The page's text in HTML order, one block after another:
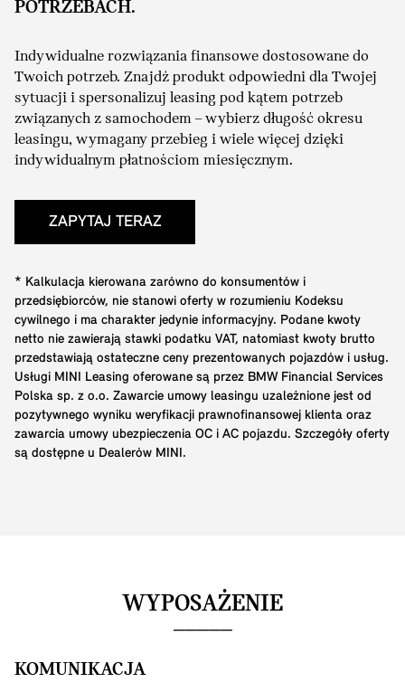
POTRZEBACH.
Indywidualne rozwiązania finansowe dostosowane do
Twoich potrzeb. Znajdź produkt odpowiedni dla Twojej
sytuacji i spersonalizuj leasing pod kątem potrzeb
związanych z samochodem – wybierz długość okresu
leasingu, wymagany przebieg i wiele więcej dzięki
indywidualnym płatnościom miesięcznym.
ZAPYTAJ TERAZ
* Kalkulacja kierowana zarówno do konsumentów i
przedsiębiorców, nie stanowi oferty w rozumieniu Kodeksu
cywilnego i ma charakter jedynie informacyjny. Podane kwoty
netto nie zawierają stawki podatku VAT, natomiast kwoty brutto
przedstawiają ostateczne ceny prezentowanych pojazdów i usług.
Usługi MINI Leasing oferowane są przez BMW Financial Services
Polska sp. z o.o. Zawarcie umowy leasingu uzależnione jest od
pozytywnego wyniku weryfikacji prawnofinansowej klienta oraz
zawarcia umowy ubezpieczenia OC i AC pojazdu. Szczegóły oferty
są dostępne u Dealerów MINI.
WYPOSAŻENIE
KOMUNIKACJA